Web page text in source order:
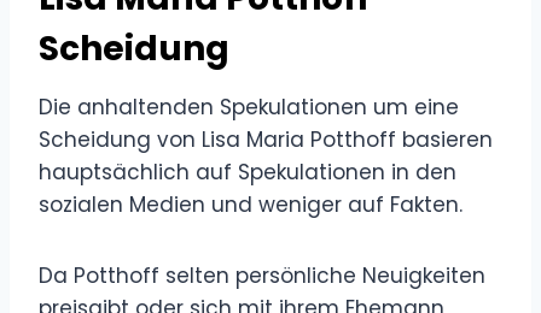
Scheidung
Die anhaltenden Spekulationen um eine
Scheidung von Lisa Maria Potthoff basieren
hauptsächlich auf Spekulationen in den
sozialen Medien und weniger auf Fakten.
Da Potthoff selten persönliche Neuigkeiten